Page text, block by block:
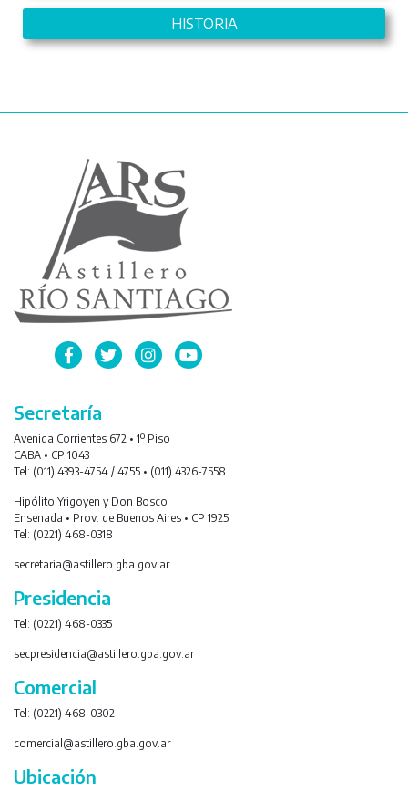
HISTORIA
Secretaría
Avenida Corrientes 672 • 1º Piso
CABA • CP 1043
Tel: (011) 4393-4754 / 4755 • (011) 4326-7558
Hipólito Yrigoyen y Don Bosco
Ensenada • Prov. de Buenos Aires • CP 1925
Tel: (0221) 468-0318
secretaria@astillero.gba.gov.ar
Presidencia
Tel: (0221) 468-0335
secpresidencia@astillero.gba.gov.ar
Comercial
Tel: (0221) 468-0302
comercial@astillero.gba.gov.ar
Ubicación